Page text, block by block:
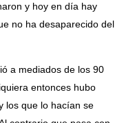
y hoy en día hay
no ha desaparecido del
a mediados de los 90
entonces hubo
los que lo hacían se